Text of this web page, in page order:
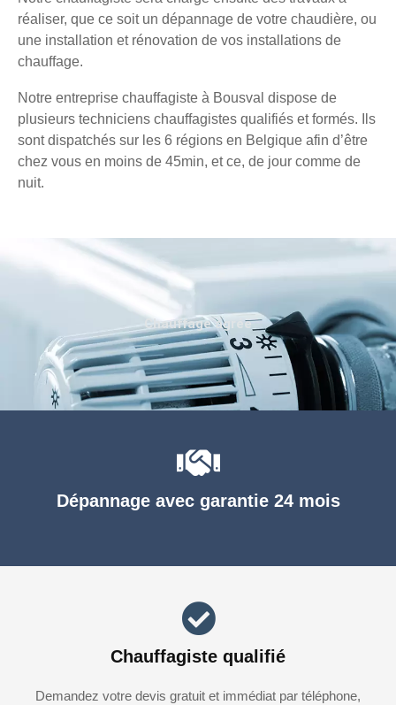
réaliser, que ce soit un dépannage de votre chaudière, ou
une installation et rénovation de vos installations de
chauffage.
Notre entreprise chauffagiste à Bousval dispose de
plusieurs techniciens chauffagistes qualifiés et formés. Ils
sont dispatchés sur les 6 régions en Belgique afin d’être
chez vous en moins de 45min, et ce, de jour comme de
nuit.
Dépannage avec garantie 24 mois
Chauffagiste qualifié
Demandez votre devis gratuit et immédiat par téléphone,
Chauffage agréé